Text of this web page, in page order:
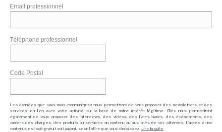
Email professionnel
Téléphone professionnel
Code Postal
Les données que vous nous communiquez nous permettront de vous proposer des newsletters et des
services en lien avec votre activité sur la base de notre intérêt légitime. Elles nous permettront
également de vous proposer des interviews, des vidéos, des livres blancs, des événements, des
cahiers des charges, des produits ou services au contenu au plus près de vos attentes. L'accès à nos
contenus est soit gratuit soit payant, selon l'offre que vous choisissez. Lire la suite